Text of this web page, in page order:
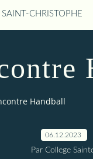
SAINT-CHRISTOPHE
Handball
06.12.2023
Par College